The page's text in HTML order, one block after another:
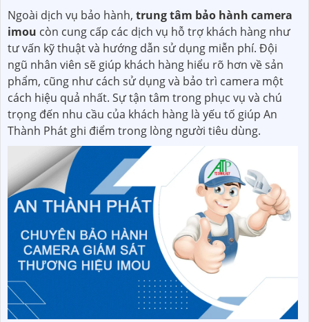
Ngoài dịch vụ bảo hành, trung tâm bảo hành camera
imou còn cung cấp các dịch vụ hỗ trợ khách hàng như
tư vấn kỹ thuật và hướng dẫn sử dụng miễn phí. Đội
ngũ nhân viên sẽ giúp khách hàng hiểu rõ hơn về sản
phẩm, cũng như cách sử dụng và bảo trì camera một
cách hiệu quả nhất. Sự tận tâm trong phục vụ và chú
trọng đến nhu cầu của khách hàng là yếu tố giúp An
Thành Phát ghi điểm trong lòng người tiêu dùng.